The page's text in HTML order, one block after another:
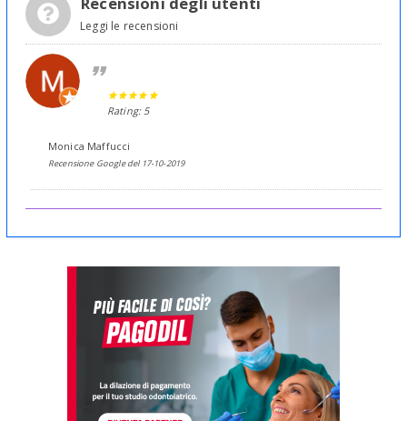
Leggi le recensioni
Rating: 5
Monica Maffucci
Recensione Google del 17-10-2019